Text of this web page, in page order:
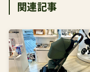
はいずれもショッ
バギー楽天市場店公
レーヴ楽天市場店
【楽天市場】ナチ
関連記事